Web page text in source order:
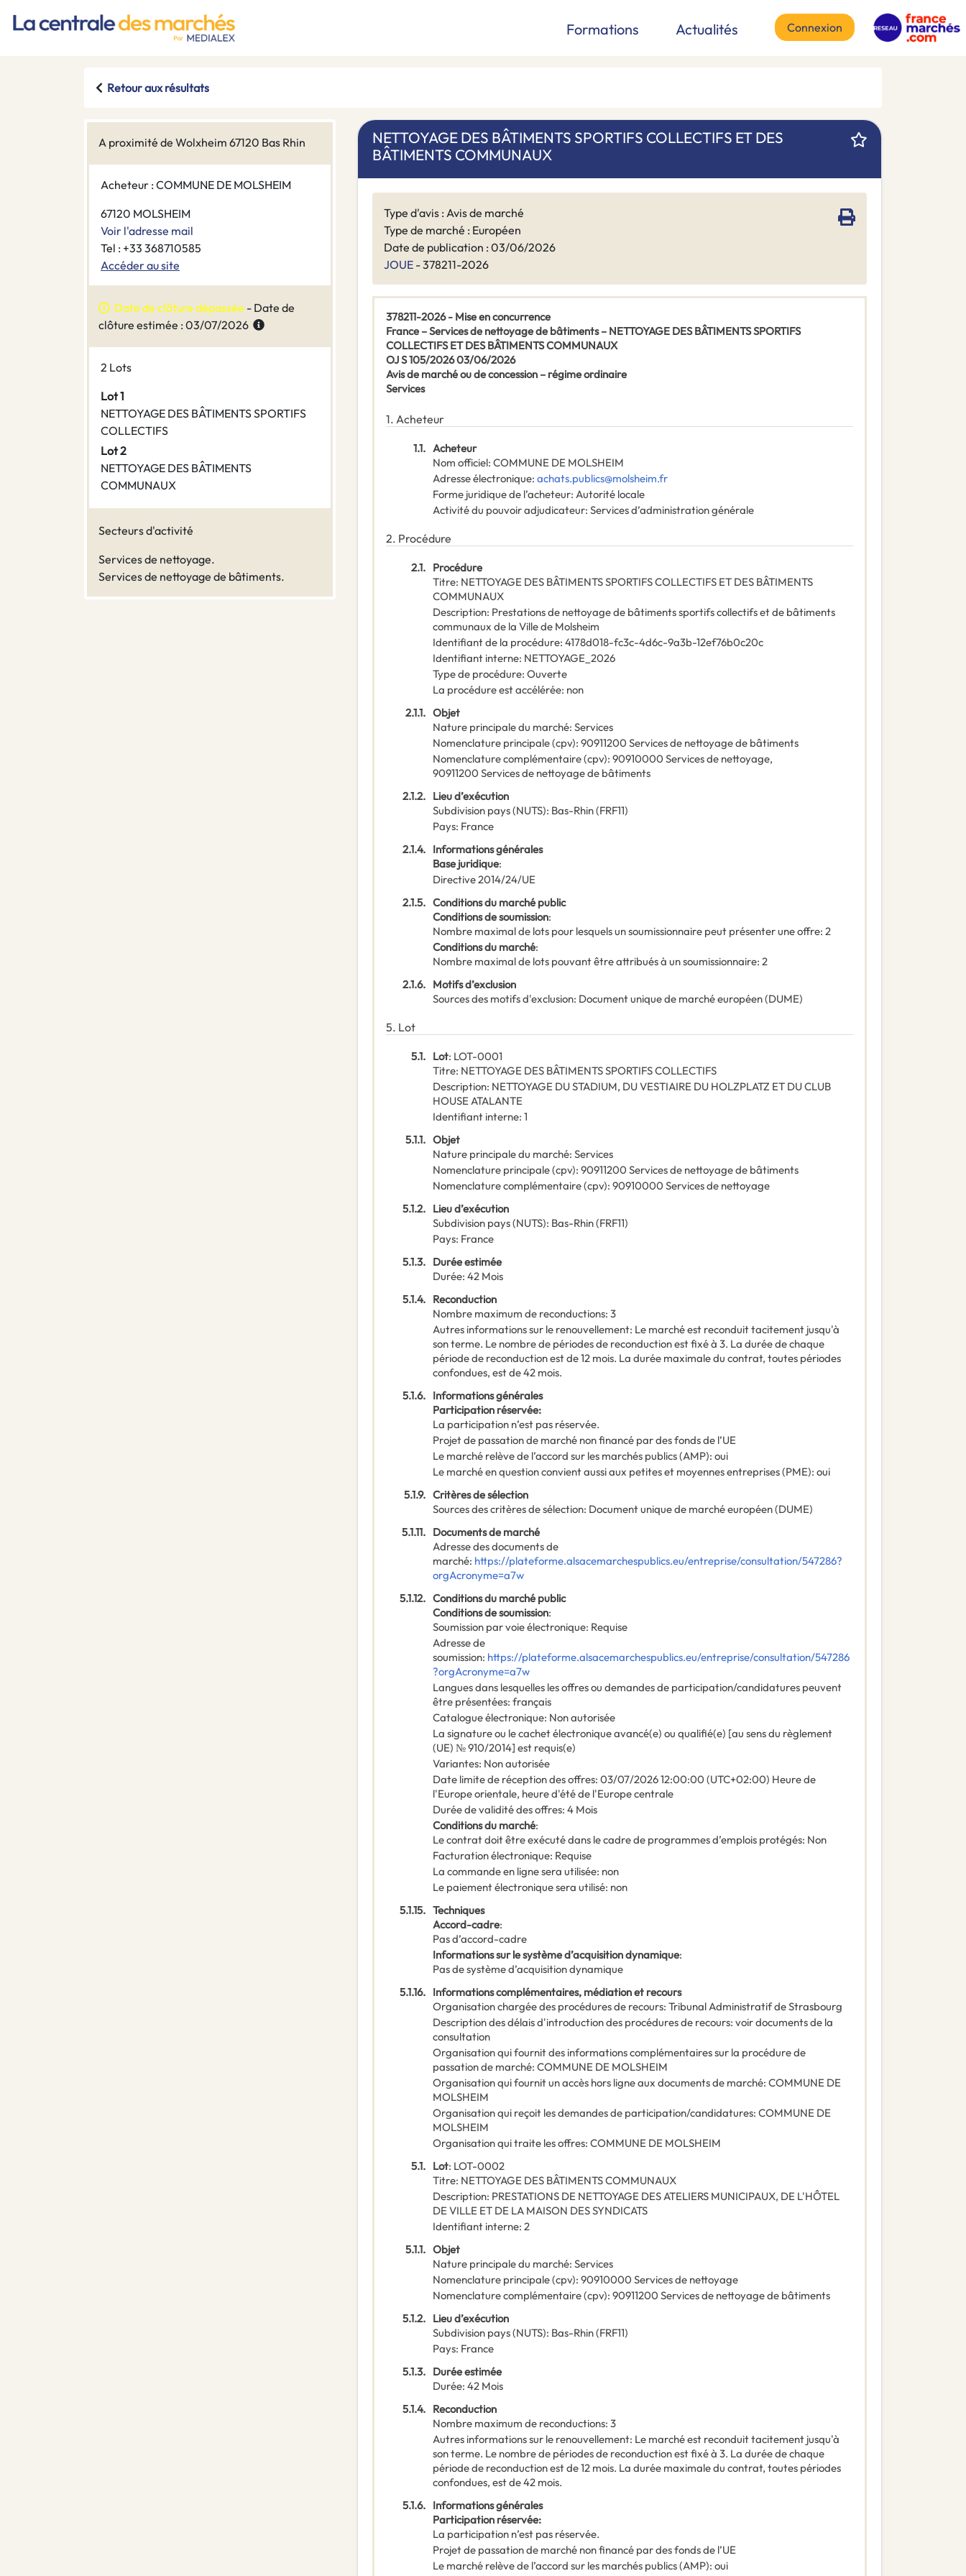
Formations Actualités Connexion
Retour aux résultats
A proximité de Wolxheim 67120 Bas Rhin
Acheteur : COMMUNE DE MOLSHEIM
67120 MOLSHEIM
Voir l'adresse mail
Tel : +33 368710585
Accéder au site
Date de clôture dépassée - Date de
clôture estimée : 03/07/2026
2 Lots
Lot 1
NETTOYAGE DES BÂTIMENTS SPORTIFS
COLLECTIFS
Lot 2
NETTOYAGE DES BÂTIMENTS
COMMUNAUX
Secteurs d'activité
Services de nettoyage.
Services de nettoyage de bâtiments.
NETTOYAGE DES BÂTIMENTS SPORTIFS COLLECTIFS ET DES
BÂTIMENTS COMMUNAUX
Type d'avis : Avis de marché
Type de marché : Européen
Date de publication : 03/06/2026
JOUE - 378211-2026
378211-2026 - Mise en concurrence
France – Services de nettoyage de bâtiments – NETTOYAGE DES BÂTIMENTS SPORTIFS
COLLECTIFS ET DES BÂTIMENTS COMMUNAUX
OJ S 105/2026 03/06/2026
Avis de marché ou de concession – régime ordinaire
Services
1. Acheteur
1.1. Acheteur
Nom officiel: COMMUNE DE MOLSHEIM
Adresse électronique: achats.publics@molsheim.fr
Forme juridique de l’acheteur: Autorité locale
Activité du pouvoir adjudicateur: Services d’administration générale
2. Procédure
2.1. Procédure
Titre: NETTOYAGE DES BÂTIMENTS SPORTIFS COLLECTIFS ET DES BÂTIMENTS
COMMUNAUX
Description: Prestations de nettoyage de bâtiments sportifs collectifs et de bâtiments
communaux de la Ville de Molsheim
Identifiant de la procédure: 4178d018-fc3c-4d6c-9a3b-12ef76b0c20c
Identifiant interne: NETTOYAGE_2026
Type de procédure: Ouverte
La procédure est accélérée: non
2.1.1. Objet
Nature principale du marché: Services
Nomenclature principale(cpv): 90911200 Services de nettoyage de bâtiments
Nomenclature complémentaire(cpv): 90910000 Services de nettoyage,
90911200 Services de nettoyage de bâtiments
2.1.2. Lieu d’exécution
Subdivision pays (NUTS): Bas-Rhin(FRF11)
Pays: France
2.1.4. Informations générales
Base juridique:
Directive 2014/24/UE
2.1.5. Conditions du marché public
Conditions de soumission:
Nombre maximal de lots pour lesquels un soumissionnaire peut présenter une offre: 2
Conditions du marché:
Nombre maximal de lots pouvant être attribués à un soumissionnaire: 2
2.1.6. Motifs d’exclusion
Sources des motifs d'exclusion: Document unique de marché européen (DUME)
5. Lot
5.1. Lot: LOT-0001
Titre: NETTOYAGE DES BÂTIMENTS SPORTIFS COLLECTIFS
Description: NETTOYAGE DU STADIUM, DU VESTIAIRE DU HOLZPLATZ ET DU CLUB
HOUSE ATALANTE
Identifiant interne: 1
5.1.1. Objet
Nature principale du marché: Services
Nomenclature principale(cpv): 90911200 Services de nettoyage de bâtiments
Nomenclature complémentaire(cpv): 90910000 Services de nettoyage
5.1.2. Lieu d’exécution
Subdivision pays (NUTS): Bas-Rhin(FRF11)
Pays: France
5.1.3. Durée estimée
Durée: 42 Mois
5.1.4. Reconduction
Nombre maximum de reconductions: 3
Autres informations sur le renouvellement: Le marché est reconduit tacitement jusqu'à
son terme. Le nombre de périodes de reconduction est fixé à 3. La durée de chaque
période de reconduction est de 12 mois. La durée maximale du contrat, toutes périodes
confondues, est de 42 mois.
5.1.6. Informations générales
Participation réservée:
La participation n’est pas réservée.
Projet de passation de marché non financé par des fonds de l’UE
Le marché relève de l’accord sur les marchés publics (AMP): oui
Le marché en question convient aussi aux petites et moyennes entreprises (PME): oui
5.1.9. Critères de sélection
Sources des critères de sélection: Document unique de marché européen (DUME)
5.1.11. Documents de marché
Adresse des documents de
marché: https://plateforme.alsacemarchespublics.eu/entreprise/consultation/547286?
orgAcronyme=a7w
5.1.12. Conditions du marché public
Conditions de soumission:
Soumission par voie électronique: Requise
Adresse de
soumission: https://plateforme.alsacemarchespublics.eu/entreprise/consultation/547286
?orgAcronyme=a7w
Langues dans lesquelles les offres ou demandes de participation/candidatures peuvent
être présentées: français
Catalogue électronique: Non autorisée
La signature ou le cachet électronique avancé(e) ou qualifié(e) [au sens du règlement
(UE) № 910/2014] est requis(e)
Variantes: Non autorisée
Date limite de réception des offres: 03/07/202612:00:00 (UTC+02:00) Heure de
l'Europe orientale, heure d'été de l'Europe centrale
Durée de validité des offres: 4 Mois
Conditions du marché:
Le contrat doit être exécuté dans le cadre de programmes d’emplois protégés: Non
Facturation électronique: Requise
La commande en ligne sera utilisée: non
Le paiement électronique sera utilisé: non
5.1.15. Techniques
Accord-cadre:
Pas d’accord-cadre
Informations sur le système d’acquisition dynamique:
Pas de système d’acquisition dynamique
5.1.16. Informations complémentaires, médiation et recours
Organisation chargée des procédures de recours: Tribunal Administratif de Strasbourg
Description des délais d'introduction des procédures de recours: voir documents de la
consultation
Organisation qui fournit des informations complémentaires sur la procédure de
passation de marché: COMMUNE DE MOLSHEIM
Organisation qui fournit un accès hors ligne aux documents de marché: COMMUNE DE
MOLSHEIM
Organisation qui reçoit les demandes de participation/candidatures: COMMUNE DE
MOLSHEIM
Organisation qui traite les offres: COMMUNE DE MOLSHEIM
5.1. Lot: LOT-0002
Titre: NETTOYAGE DES BÂTIMENTS COMMUNAUX
Description: PRESTATIONS DE NETTOYAGE DES ATELIERS MUNICIPAUX, DE L'HÔTEL
DE VILLE ET DE LA MAISON DES SYNDICATS
Identifiant interne: 2
5.1.1. Objet
Nature principale du marché: Services
Nomenclature principale(cpv): 90910000 Services de nettoyage
Nomenclature complémentaire(cpv): 90911200 Services de nettoyage de bâtiments
5.1.2. Lieu d’exécution
Subdivision pays (NUTS): Bas-Rhin(FRF11)
Pays: France
5.1.3. Durée estimée
Durée: 42 Mois
5.1.4. Reconduction
Nombre maximum de reconductions: 3
Autres informations sur le renouvellement: Le marché est reconduit tacitement jusqu'à
son terme. Le nombre de périodes de reconduction est fixé à 3. La durée de chaque
période de reconduction est de 12 mois. La durée maximale du contrat, toutes périodes
confondues, est de 42 mois.
5.1.6. Informations générales
Participation réservée:
La participation n’est pas réservée.
Projet de passation de marché non financé par des fonds de l’UE
Le marché relève de l’accord sur les marchés publics (AMP): oui